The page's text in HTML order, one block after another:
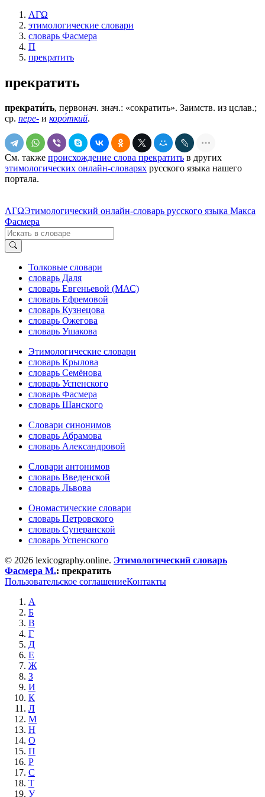
ΛΓΩ
этимологические словари
словарь Фасмера
П
прекратить
прекратить
прекрати́ть, первонач. знач.: «сократить». Заимств. из цслав.;
ср. пере- и коро́ткий.
См. также происхождение слова прекратить в других
этимологических онлайн-словарях русского языка нашего
портала.
ΛΓΩЭтимологический онлайн-словарь русского языка Макса
Фасмера
Толковые словари
словарь Даля
словарь Евгеньевой (МАС)
словарь Ефремовой
словарь Кузнецова
словарь Ожегова
словарь Ушакова
Этимологические словари
словарь Крылова
словарь Семёнова
словарь Успенского
словарь Фасмера
словарь Шанского
Словари синонимов
словарь Абрамова
словарь Александровой
Словари антонимов
словарь Введенской
словарь Львова
Ономастические словари
словарь Петровского
словарь Суперанской
словарь Успенского
© 2026 lexicography.online. Этимологический словарь
Фасмера М.: прекратить
Пользовательское соглашениеКонтакты
А
Б
В
Г
Д
Е
Ж
З
И
К
Л
М
Н
О
П
Р
С
Т
У